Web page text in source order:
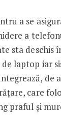
a se
a
sta deschis
laptop iar
de
care
praful și